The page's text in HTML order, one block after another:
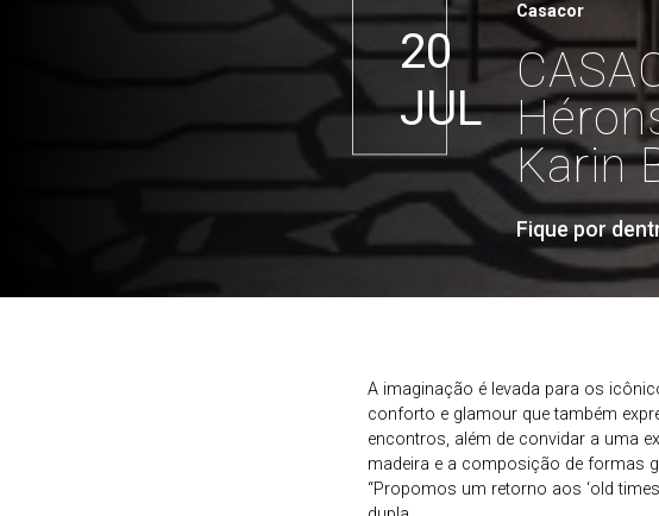
20
JUL
Casacor
Karin
Fique por
A imaginação é levada para os
conforto e glamour que também
encontros, além de convidar a uma
madeira e a composição de formas
“Propomos um retorno aos ‘old